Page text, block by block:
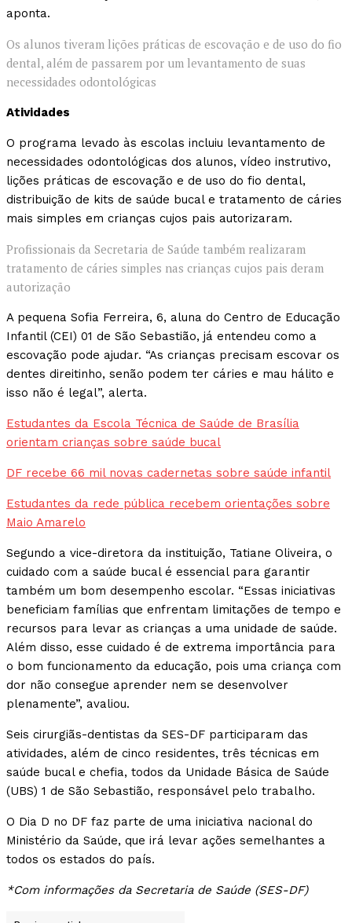
aponta.
Os alunos tiveram lições práticas de escovação e de uso do fio
dental, além de passarem por um levantamento de suas
necessidades odontológicas
Atividades
O programa levado às escolas incluiu levantamento de
necessidades odontológicas dos alunos, vídeo instrutivo,
lições práticas de escovação e de uso do fio dental,
distribuição de kits de saúde bucal e tratamento de cáries
mais simples em crianças cujos pais autorizaram.
Profissionais da Secretaria de Saúde também realizaram
tratamento de cáries simples nas crianças cujos pais deram
autorização
A pequena Sofia Ferreira, 6, aluna do Centro de Educação
Infantil (CEI) 01 de São Sebastião, já entendeu como a
escovação pode ajudar. “As crianças precisam escovar os
dentes direitinho, senão podem ter cáries e mau hálito e
isso não é legal”, alerta.
Estudantes da Escola Técnica de Saúde de Brasília
orientam crianças sobre saúde bucal
DF recebe 66 mil novas cadernetas sobre saúde infantil
Estudantes da rede pública recebem orientações sobre
Maio Amarelo
Segundo a vice-diretora da instituição, Tatiane Oliveira, o
cuidado com a saúde bucal é essencial para garantir
também um bom desempenho escolar. “Essas iniciativas
beneficiam famílias que enfrentam limitações de tempo e
recursos para levar as crianças a uma unidade de saúde.
Além disso, esse cuidado é de extrema importância para
o bom funcionamento da educação, pois uma criança com
dor não consegue aprender nem se desenvolver
plenamente”, avaliou.
Seis cirurgiãs-dentistas da SES-DF participaram das
atividades, além de cinco residentes, três técnicas em
saúde bucal e chefia, todos da Unidade Básica de Saúde
(UBS) 1 de São Sebastião, responsável pelo trabalho.
O Dia D no DF faz parte de uma iniciativa nacional do
Ministério da Saúde, que irá levar ações semelhantes a
todos os estados do país.
*Com informações da Secretaria de Saúde (SES-DF)